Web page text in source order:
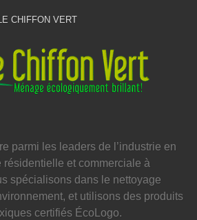
CHIFFON VERT
parmi les leaders de l’industrie en
résidentielle et commerciale à
spécialisons dans le nettoyage
et utilisons des produits
certifiés ÉcoLogo.